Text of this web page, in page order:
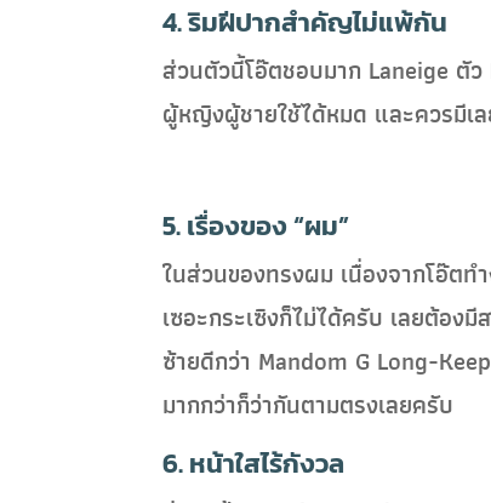
4. ริมฝีปากสำคัญไม่แพ้กัน
ส่วนตัวนี้โอ๊ตชอบมาก Laneige ตั
ผู้หญิงผู้ชายใช้ได้หมด และควรมีเ
5. เรื่องของ “ผม”
ในส่วนของทรงผม เนื่องจากโอ๊ต
เซอะกระเซิงก็ไม่ได้ครับ เลยต้อง
ซ้ายดีกว่า Mandom G Long-
มากกว่าก็ว่ากันตามตรงเลยครับ
6. หน้าใสไร้กังวล